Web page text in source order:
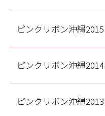
ピンクリボン沖縄2015
ピンクリボン沖縄2014
ピンクリボン沖縄2013